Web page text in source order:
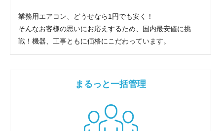
業務用エアコン、どうせなら1円でも安く！
そんなお客様の思いにお応えするため、国内最安値に挑
戦！機器、工事ともに価格にこだわっています。
まるっと一括管理